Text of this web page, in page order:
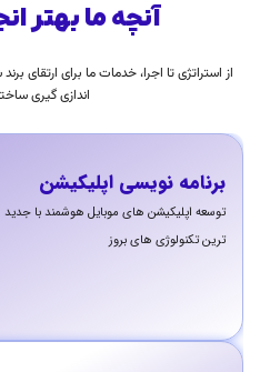
آنچه ما بهتر
از استراتژی تا اجرا، خدمات ما برای ارتقای
اندازی گیری
برنامه نویسی اپلیکیشن
توسعه اپلیکیشن های موبایل هوشمند با جدید
ترین تکنولوژی های بروز